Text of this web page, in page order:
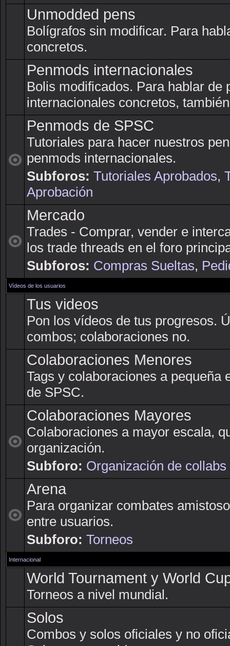
Unmodded pens
Bolígrafos sin modificar. Para
concretos.
Penmods internacionales
Bolis modificados. Para hablar de
internacionales concretos,
Penmods de SPSC
Tutoriales para hacer nuestros
penmods internacionales.
Subforos: Tutoriales Aprobados,
Aprobación
Mercado
Trades - Comprar, vender e
los trade threads en el foro
Subforos: Compras Sueltas,
Vídeos de los usuarios
Tus videos
Pon los vídeos de tus progresos.
combos; colaboraciones no.
Colaboraciones Menores
Tags y colaboraciones a pequeña
de SPSC.
Colaboraciones Mayores
Colaboraciones a mayor escala,
organización.
Subforo: Organización de collabs
Arena
Para organizar combates
entre usuarios.
Subforo: Torneos
Internacional
World Tournament y World
Torneos a nivel mundial.
Solos
Combos y solos oficiales y no